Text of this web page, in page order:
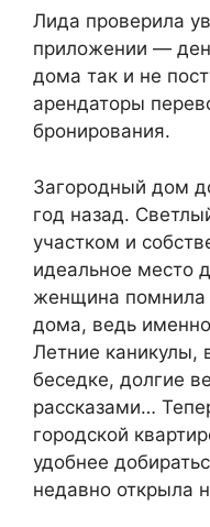
Лида проверила
приложении —
дома так и не
арендаторы
бронирования.
Загородный дом
год назад.
участком и
идеальное место
женщина помнила
дома, ведь
Летние каникулы,
беседке, долгие
рассказами…
городской
удобнее
недавно открыла